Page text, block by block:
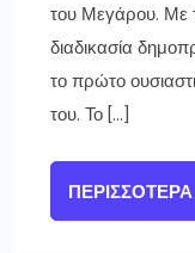
του Μεγάρου. Με
διαδικασία
το πρώτο
του. Το […]